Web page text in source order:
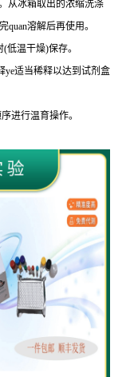
从冰箱取出的浓缩洗涤
quan溶解后再使用。
(低温干燥)保存。
ye适当稀释以达到试剂盒
进行温育操作。